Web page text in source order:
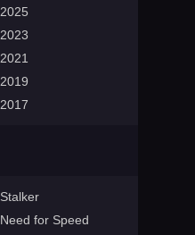
2025
2023
2021
2019
2017
Stalker
Need for Speed